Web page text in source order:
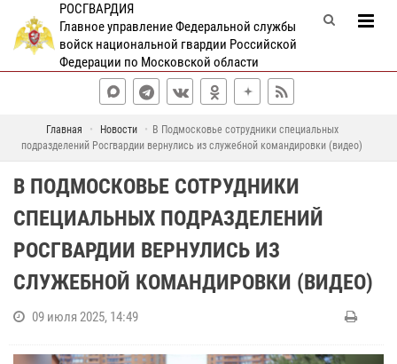
РОСГВАРДИЯ
Главное управление Федеральной службы
войск национальной гвардии Российской
Федерации по Московской области
Главная Новости
В Подмосковье сотрудники специальных
подразделений Росгвардии вернулись из служебной командировки (видео)
В ПОДМОСКОВЬЕ СОТРУДНИКИ
СПЕЦИАЛЬНЫХ ПОДРАЗДЕЛЕНИЙ
РОСГВАРДИИ ВЕРНУЛИСЬ ИЗ
СЛУЖЕБНОЙ КОМАНДИРОВКИ (ВИДЕО)
09 июля 2025, 14:49